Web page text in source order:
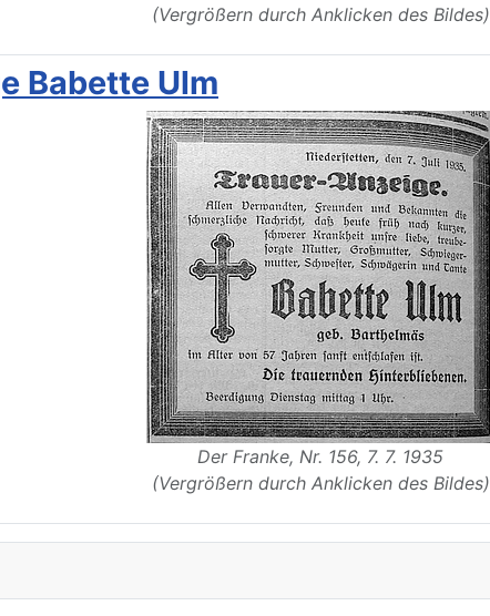
(Vergrößern durch Anklicken des Bildes)
Babette Ulm
Der Franke, Nr. 156, 7. 7. 1935
(Vergrößern durch Anklicken des Bildes)